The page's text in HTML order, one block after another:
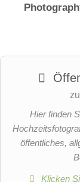
zu
Hier finden
öffentliches,
Klicken